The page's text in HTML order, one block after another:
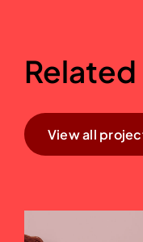
View all